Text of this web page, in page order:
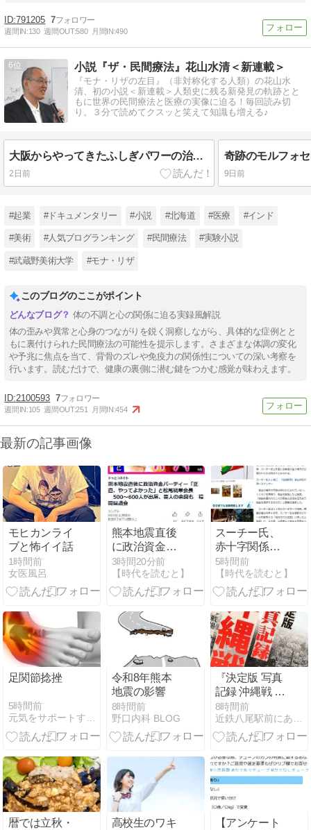
791205 7
週間IN:130 週間OUT:580 月間IN:490
6 小説『ザ・民間療法』花山水清＜新連載＞
『モナ・リザの左目』（非対称化する人類）の花山水
清、初の小説＜新連載＞人類史に残る新発見の軌跡とと
もに世界の民間療法と医療の実像に迫る！毎回読み切
り。３分で読めてクスッと笑えて知識も増える♪
大阪からやってきたふしぎパワーの治療家 （小説『ザ・民間療法』178）
2日前 9日前
#起業 #ドキュメンタリー #小説 #北海道 #医療 #インド
#美術 #人気ブログランキング #民間療法 #実験小説
#武蔵野美術大学 #モナ・リザ
このブログのここがポイント
体の不調と心の関係に迫る実録風解説
体の歪みや異常と心身のつながりを鋭く洞察しながら、具体的な症例とと
もに裏付けられた民間療法の可能性を提示します。さまざまな体調の変化
や予兆に焦点を当て、背骨のズレや免疫力の関係性についての深い考察を
行います。読むだけで、健康の裏側に潜む鍵をつかむ感覚が味わえます。
2100593 7
週間IN:105 週間OUT:251 月間IN:454
最新の記事画像
モヒカンライ
ブと怖イイ話
1時間前
女医風呂
熊本地震直後
に政治資金パ
ーティー、県
議団会長「正
直、やってよ
～600人が出
席、芸人の余
判を浴びての
辞任（福岡県
議会）
3時間20分前
【時代を読むと】
スーチー氏、
赤十字関係者
と面会 ミャン
マー政府が発
表 （ロイタ
月3日
5時間前
【時代を読むと】
足関節捻挫
5時間前
元気をサポートする集団のブログ
令和8年熊本
地震の影響
8時間前
野口内科 BLOG
『決定版 写真
記録 沖縄戦 新
装版』（大田
昌秀 編著、高
文研）
8時間前
暦では立秋・
高校生のワキ
【アンケート